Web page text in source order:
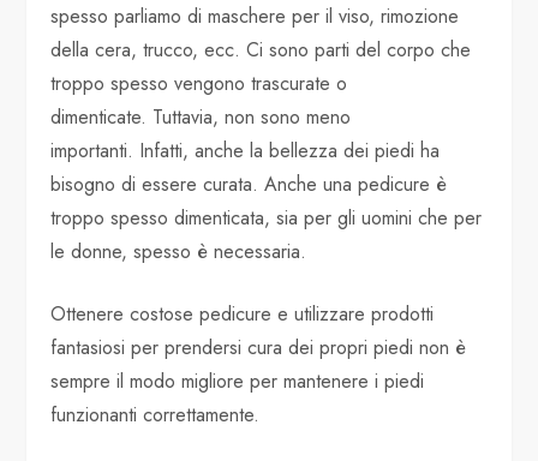
spesso parliamo di maschere per il viso, rimozione
della cera, trucco, ecc. Ci sono parti del corpo che
troppo spesso vengono trascurate o
dimenticate. Tuttavia, non sono meno
importanti. Infatti, anche la bellezza dei piedi ha
bisogno di essere curata. Anche una pedicure è
troppo spesso dimenticata, sia per gli uomini che per
le donne, spesso è necessaria.
Ottenere costose pedicure e utilizzare prodotti
fantasiosi per prendersi cura dei propri piedi non è
sempre il modo migliore per mantenere i piedi
funzionanti correttamente.